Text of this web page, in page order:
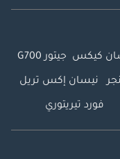
كيكس جيتور G700
نيسان إكس تريل
فورد تيريتوري